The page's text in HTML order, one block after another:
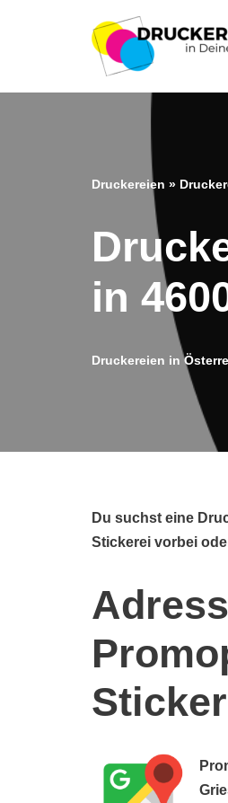
Druckereien »
in
Druckereien in
Du suchst eine
Stickerei vorbei